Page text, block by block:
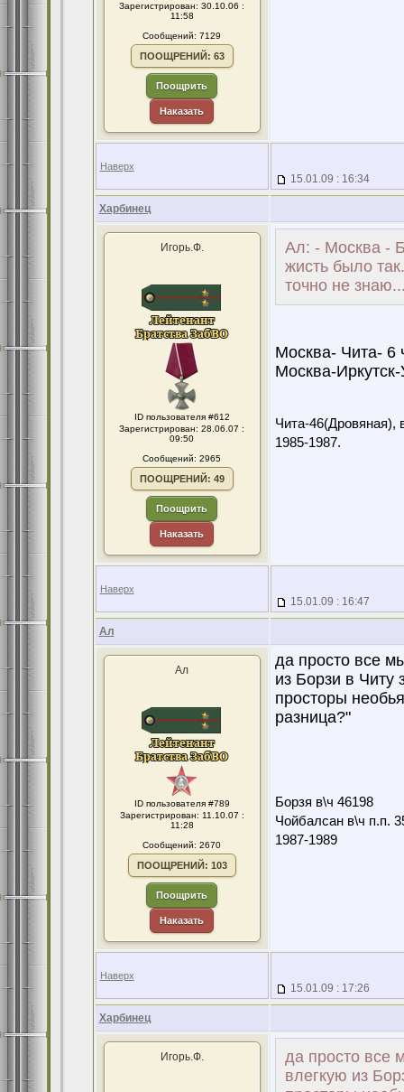
Зарегистрирован: 30.10.06 :
11:58
Сообщений: 7129
ПООЩРЕНИЙ: 63
Поощрить
Наказать
Наверх
15.01.09 : 16:34
Харбинец
Игорь.Ф.
ID пользователя #612
Зарегистрирован: 28.06.07 :
09:50
Сообщений: 2965
ПООЩРЕНИЙ: 49
Поощрить
Наказать
Ал: - Москва -
жисть было
точно не
Москва- Чита- 6
Москва-
Чита-46(Дровяная),
1985-1987.
Наверх
15.01.09 : 16:47
Ал
Ал
ID пользователя #789
Зарегистрирован: 11.10.07 :
11:28
Сообщений: 2670
ПООЩРЕНИЙ: 103
Поощрить
Наказать
да просто все
из Борзи в Читу
просторы
разница?"
Борзя в\ч 46198
Чойбалсан в\ч п.п.
1987-1989
Наверх
15.01.09 : 17:26
Харбинец
Игорь.Ф.
да просто все
влегкую из